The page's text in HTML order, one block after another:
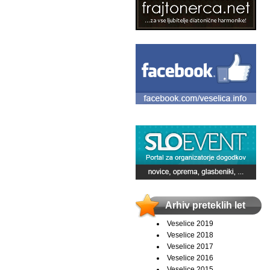
Arhiv preteklih let
Veselice 2019
Veselice 2018
Veselice 2017
Veselice 2016